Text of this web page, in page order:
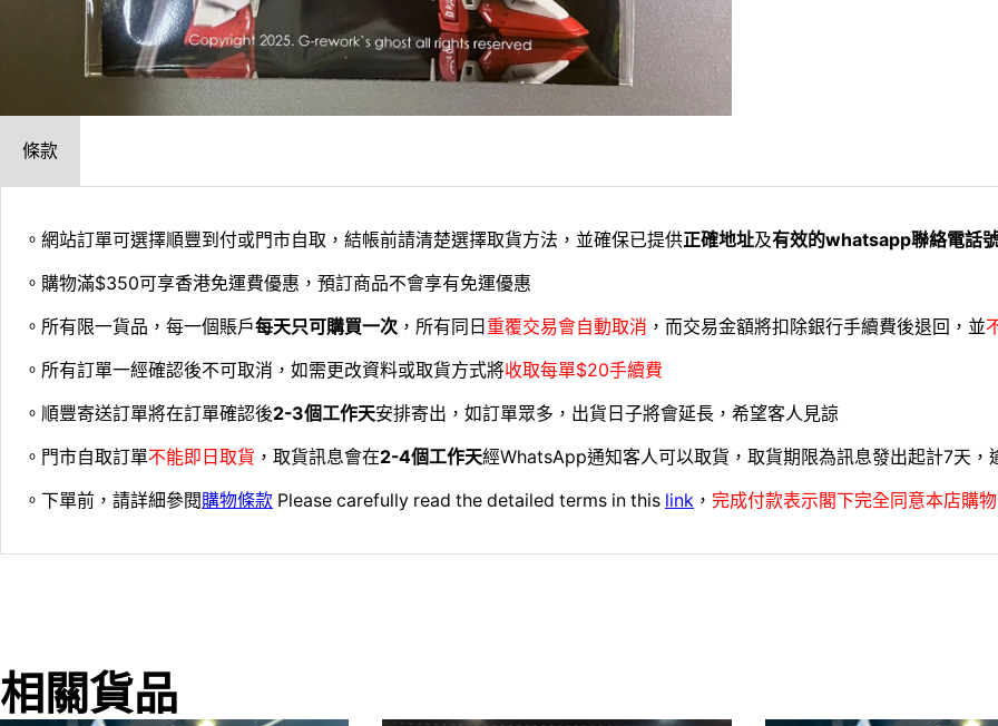
條款
。網站訂單可選擇順豐到付或門市自取，結帳前請清楚選擇取貨方法，並確保已提供正確地址及有效的whatsapp聯絡電話
。購物滿$350可享香港免運費優惠，預訂商品不會享有免運優惠
。所有限一貨品，每一個賬戶每天只可購買一次 ，所有同日 重覆交易會自動取消 ，而交易金額將扣除銀行手續費後退回，並
。所有訂單一經確認後不可取消，如需更改資料或取貨方式將收取每單$20手續費
。順豐寄送訂單將在訂單確認後2-3個工作天安排寄出，如訂單眾多，出貨日子將會延長，希望客人見諒
。門市自取訂單不能即日取貨 ，取貨訊息會在2-4個工作天經WhatsApp通知客人可以取貨，取貨期限為訊息發出起計7天，
。下單前，請詳細參閱購物條款 Please carefully read the detailed terms in this link ， 完成付款表示閣下完全同意本店購
相關貨品